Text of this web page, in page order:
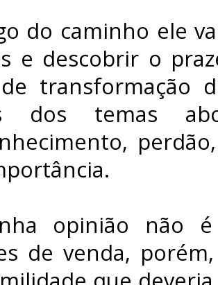
do caminho ele
e descobrir o
transformação
dos temas
opinião não
de venda,